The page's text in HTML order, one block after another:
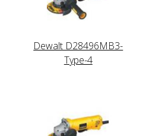
Dewalt D28496MB3-
Type-4